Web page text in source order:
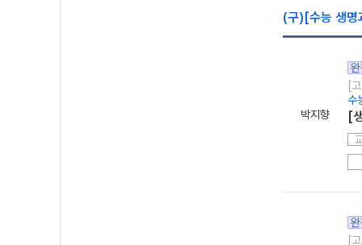
(구)[수능 생명
박지향
[
수
[
[